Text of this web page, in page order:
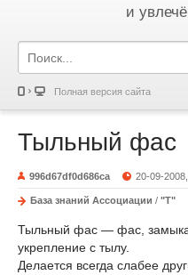
и
Полная версия сайта
Тыльный фас
996d67df0d686ca 20-09-
База знаний Ассоциации / "Т"
Тыльный фас — фас,
укрепление с тылу.
Делается всегда слабее